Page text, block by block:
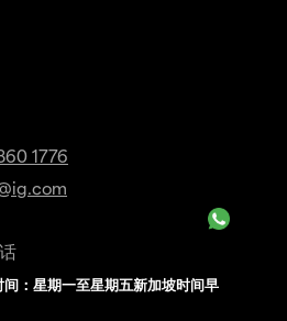
1776
：星期一至星期五新加坡时间早